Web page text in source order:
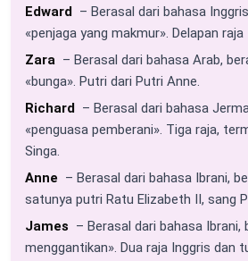
Edward – Berasal dari bahasa
«penjaga yang makmur». Delapan raja
Zara – Berasal dari bahasa Arab,
«bunga». Putri dari Putri Anne.
Richard – Berasal dari bahasa
«penguasa pemberani». Tiga raja,
Singa.
Anne – Berasal dari bahasa Ibrani,
satunya putri Ratu Elizabeth II, sang
James – Berasal dari bahasa Ibrani,
menggantikan». Dua raja Inggris dan